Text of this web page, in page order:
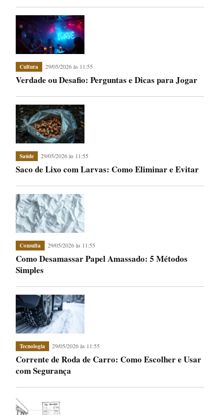
Cultura 29/05/2026 às 11:55
Verdade ou Desafio: Perguntas e Dicas para Jogar
Saúde 29/05/2026 às 11:55
Saco de Lixo com Larvas: Como Eliminar e Evitar
Consulta 29/05/2026 às 11:55
Como Desamassar Papel Amassado: 5 Métodos
Simples
Tecnologia 29/05/2026 às 11:55
Corrente de Roda de Carro: Como Escolher e Usar
com Segurança